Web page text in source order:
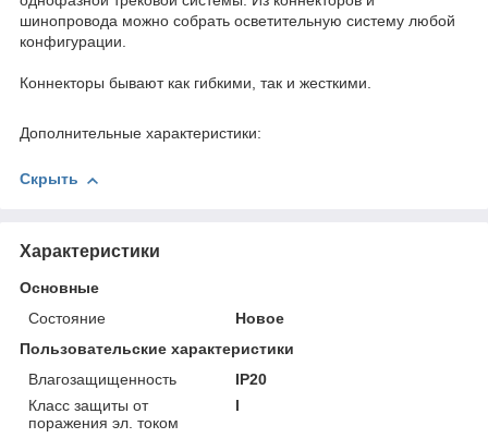
шинопровода можно собрать осветительную систему любой
конфигурации.
Коннекторы бывают как гибкими, так и жесткими.
Дополнительные характеристики:
Скрыть
Характеристики
Основные
Состояние
Новое
Пользовательские характеристики
Влагозащищенность
IP20
Класс защиты от
поражения эл. током
l